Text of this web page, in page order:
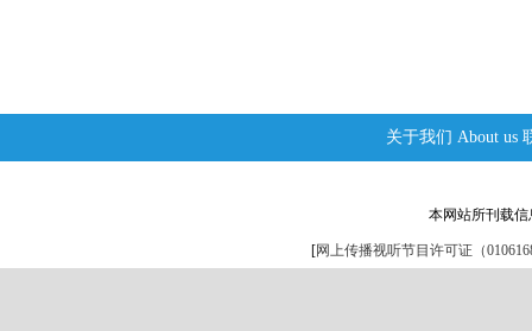
关于我们 About us
本网站所刊载
[网上传播视听节目许可证（